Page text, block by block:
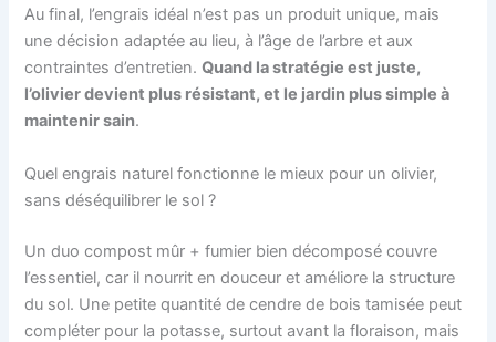
Au final, l’engrais idéal n’est pas un produit unique, mais
une décision adaptée au lieu, à l’âge de l’arbre et aux
contraintes d’entretien.Quand la stratégie est juste,
l’olivier devient plus résistant, et le jardin plus simple à
maintenir sain.
Quel engrais naturel fonctionne le mieux pour un olivier,
sans déséquilibrer le sol ?
Un duo compost mûr + fumier bien décomposé couvre
l’essentiel, car il nourrit en douceur et améliore la structure
du sol. Une petite quantité de cendre de bois tamisée peut
compléter pour la potasse, surtout avant la floraison, mais